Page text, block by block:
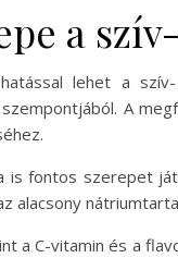
a
lehet a
A
is fontos szerepet
alacsony
a C-vitamin és a